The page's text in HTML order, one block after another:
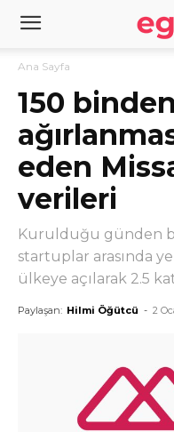
Ana Sayfa
150
eden
verileri
Kurulduğu günden
startuplar arasında
ülkeye açılarak 2.5
Paylaşan: Hilmi Öğütcü - 2